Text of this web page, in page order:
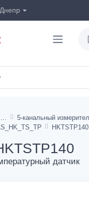
Днепр
HKTSTP140
датчик